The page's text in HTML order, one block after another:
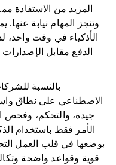
المزيد من الاستفادة
وتنجز المهام نيابة
الأذكياء في وقت واحد،
الدفع مقابل
بالنسبة
جيدة، والتحكم، وفحص
الأمر فقط باستخدام
بوضعها في قلب العمل
قوية وقواعد واضحة